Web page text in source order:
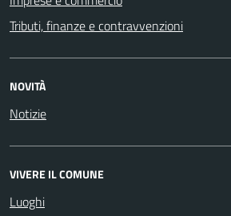
Tributi, finanze e contravvenzioni
NOVITÀ
Notizie
VIVERE IL COMUNE
Luoghi